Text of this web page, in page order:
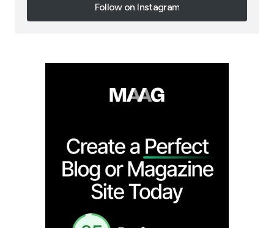
Follow on Instagram
Follow on Instagram